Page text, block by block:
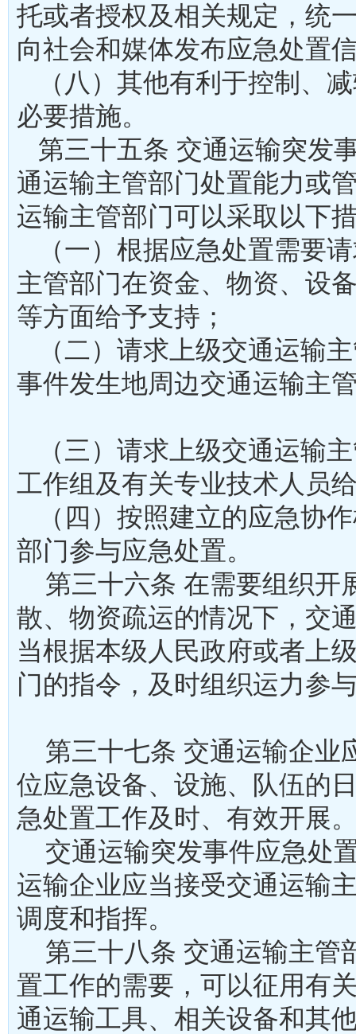
托或者授权及相关规定，统
向社会和媒体发布应急
（八）其他有利于控制、
必要措施。
第三十五条 交通运输突发
通运输主管部门处置能力或
运输主管部门可以采取
（一）根据应急处置需要
主管部门在资金、物资、设
等方面给予支持；
（二）请求上级交通运输
事件发生地周边交通运输主
（三）请求上级交通运输
工作组及有关专业技术人
（四）按照建立的应急协
部门参与应急处置。
第三十六条 在需要组织开
散、物资疏运的情况下，交
当根据本级人民政府或者上
门的指令，及时组织运力参
第三十七条 交通运输企业
位应急设备、设施、队伍的
急处置工作及时、有效
交通运输突发事件应急处
运输企业应当接受交通运输
调度和指挥。
第三十八条 交通运输主管
置工作的需要，可以征用有
通运输工具、相关设备和其